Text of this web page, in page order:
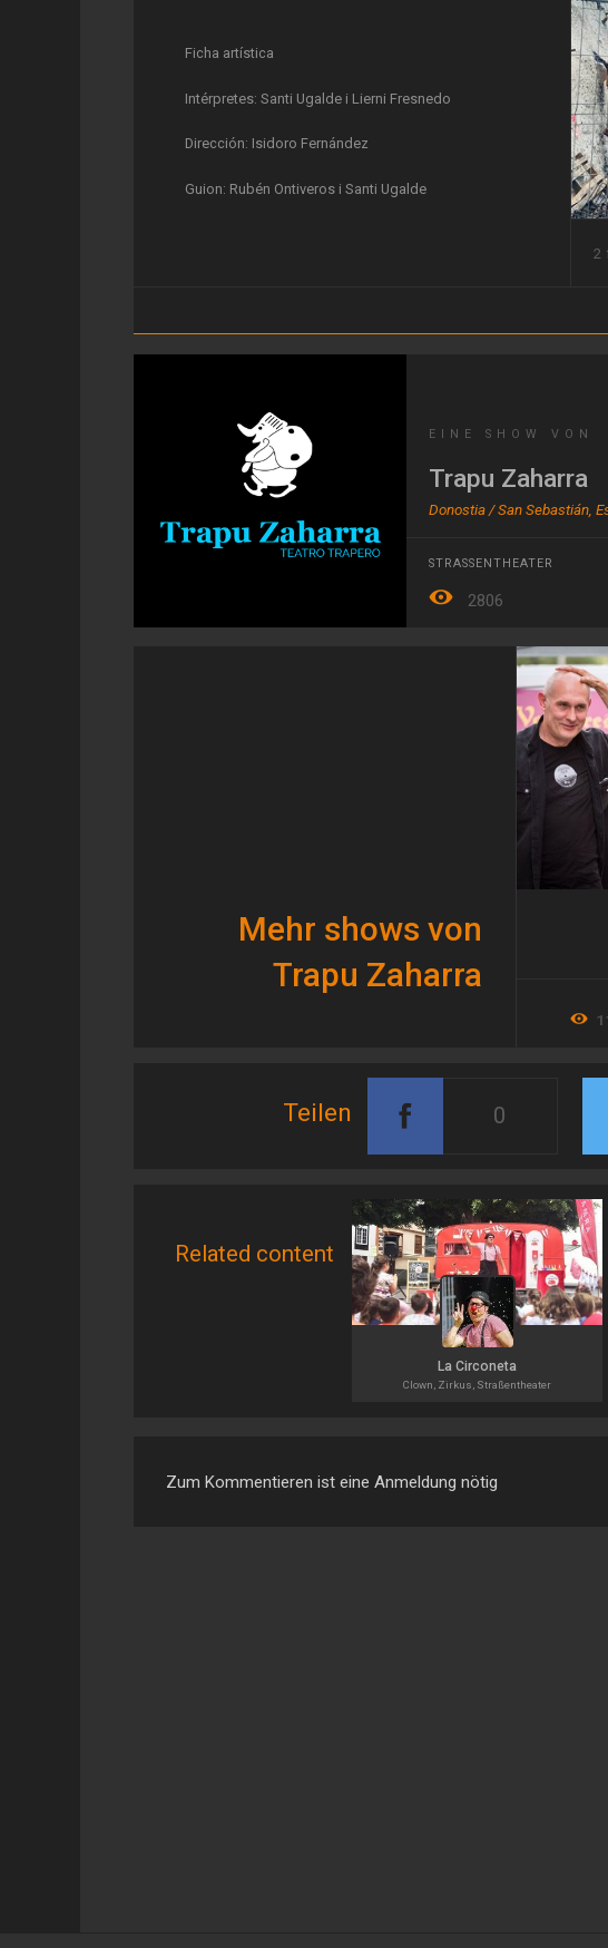
Ficha artística
Intérpretes: Santi Ugalde i Lierni Fresnedo
Dirección: Isidoro Fernández
Guion: Rubén Ontiveros i Santi Ugalde
2
EINE SHOW VON
Trapu Zaharra
Donostia / San Sebastián,
STRASSENTHEATER
2806
Mehr shows von
Trapu Zaharra
Teilen 0
Related content
La Circoneta
Clown, Zirkus, Straßentheater
Zum Kommentieren ist eine Anmeldung nötig